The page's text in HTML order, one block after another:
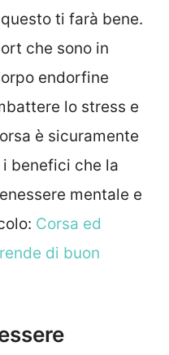
ti farà bene.
che sono in
endorfine
lo stress e
è sicuramente
benefici che la
mentale e
Corsa ed
di buon